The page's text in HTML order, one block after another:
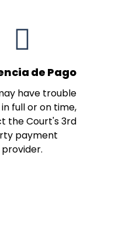
de Pago
have trouble
full or on time,
the Court's 3rd
payment
provider.